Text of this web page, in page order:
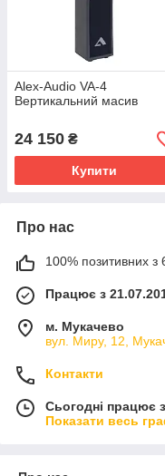
Alex-Audio VA-4
Вертикальний масив
24 150 ₴
Купити
Про нас
100% позитивних з 6
Працює з
м. Мукачево
вул. Миру, 12,
Контакти
Сьогодні працює
Показати весь